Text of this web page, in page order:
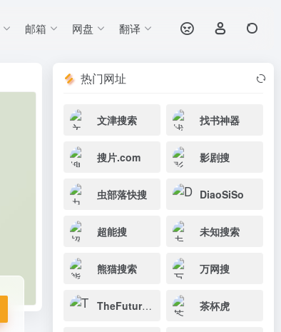
邮箱 网盘 翻译
热门网址
文津搜索 找书神器
搜片.com 影剧搜
虫部落快搜 DiaoSiSo
超能搜 未知搜索
熊猫搜索 万网搜
TheFuture书籍搜索 茶杯虎